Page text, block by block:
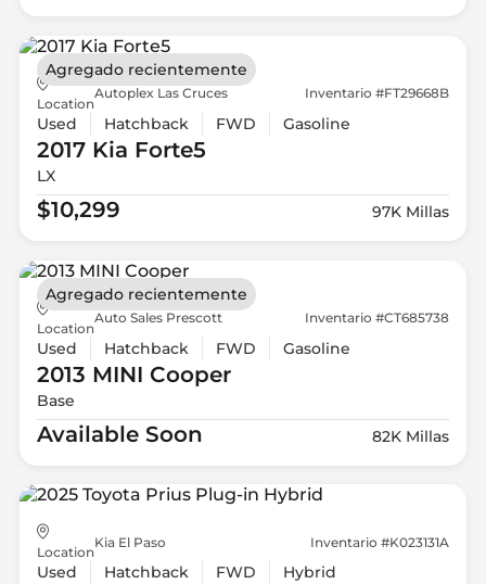
Location
Autoplex Las Cruces Inventario #FT29668B
Used Hatchback FWD Gasoline
2017 Kia Forte5
LX
$10,299 97K Millas
Agregado recientemente
Location
Auto Sales Prescott Inventario #CT685738
Used Hatchback FWD Gasoline
2013 MINI Cooper
Base
Available Soon 82K Millas
Agregado recientemente
Location
Kia El Paso Inventario #K023131A
Used Hatchback FWD Hybrid